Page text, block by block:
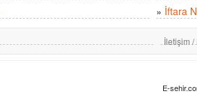
» İftara
İletişim /
E-